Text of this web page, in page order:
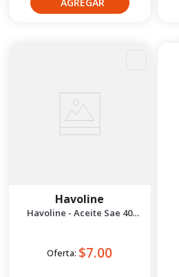
Havoline
Havoline - Aceite Sae 40
Oferta: $7.00